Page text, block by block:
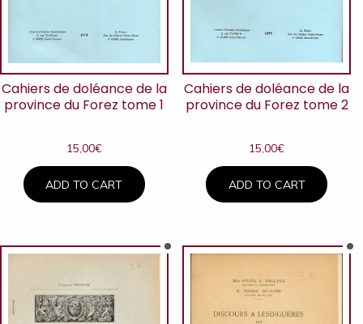
Cahiers de doléance de la
province du Forez tome 1
15,00€
ADD TO CART
Cahiers de doléance de la
province du Forez tome 2
15,00€
ADD TO CART